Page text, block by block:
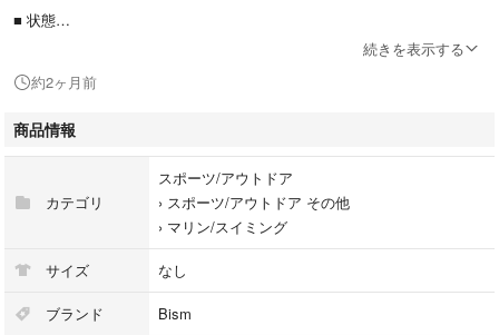
■ 状態
※保証期限はオーバーホール後、6か月となります。
購入時、ご希望の場合は再度メーカーにてオーバーホールも可能です。
■ 付属品
セットアップ後は必ず動作確認を行ってください。
続きを表示する
約2ヶ月前
商品情報
カテゴリ
スポーツ/アウトドア
› スポーツ/アウトドア その他
› マリン/スイミング
サイズ なし
ブランド Bism